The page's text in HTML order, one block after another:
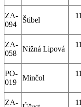
ZA-
094
Štibel
ZA-
058
Nižná Lipová
PO-
019
Minčol
ZA-